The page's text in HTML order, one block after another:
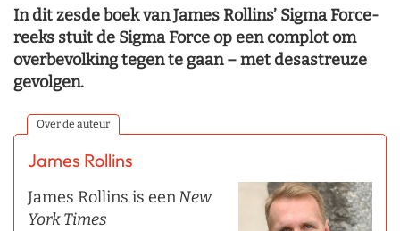
In dit zesde boek van James Rollins’ Sigma Force-
reeks stuit de Sigma Force op een complot om
overbevolking tegen te gaan – met desastreuze
gevolgen.
Over de auteur
James Rollins
James Rollins is eenNew
York Times